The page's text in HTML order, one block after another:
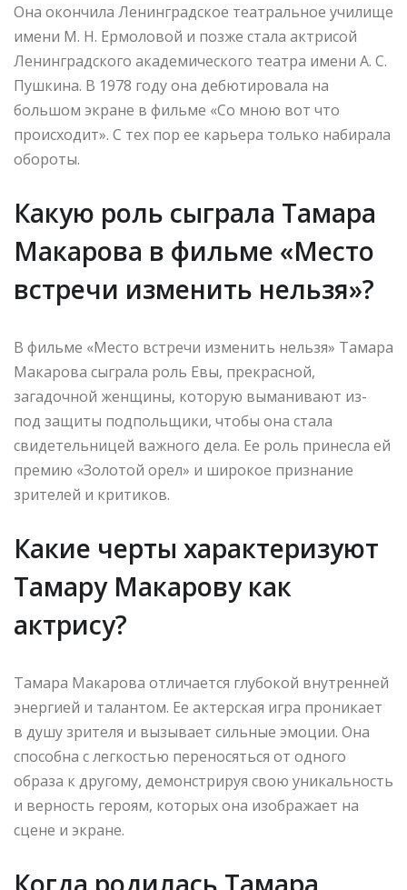
Она окончила Ленинградское театральное училище
имени М. Н. Ермоловой и позже стала актрисой
Ленинградского академического театра имени А. С.
Пушкина. В 1978 году она дебютировала на
большом экране в фильме «Со мною вот что
происходит». С тех пор ее карьера только набирала
обороты.
Какую роль сыграла Тамара
Макарова в фильме «Место
встречи изменить нельзя»?
В фильме «Место встречи изменить нельзя» Тамара
Макарова сыграла роль Евы, прекрасной,
загадочной женщины, которую выманивают из-
под защиты подпольщики, чтобы она стала
свидетельницей важного дела. Ее роль принесла ей
премию «Золотой орел» и широкое признание
зрителей и критиков.
Какие черты характеризуют
Тамару Макарову как
актрису?
Тамара Макарова отличается глубокой внутренней
энергией и талантом. Ее актерская игра проникает
в душу зрителя и вызывает сильные эмоции. Она
способна с легкостью переносяться от одного
образа к другому, демонстрируя свою уникальность
и верность героям, которых она изображает на
сцене и экране.